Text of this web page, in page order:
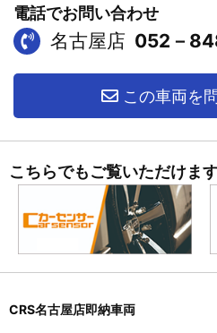
電話でお問い合わせ
名古屋店 052－
この車両を
こちらでもご覧いただけま
CRS名古屋店即納車両